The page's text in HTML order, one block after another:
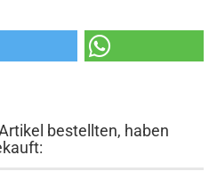
bestellten, haben